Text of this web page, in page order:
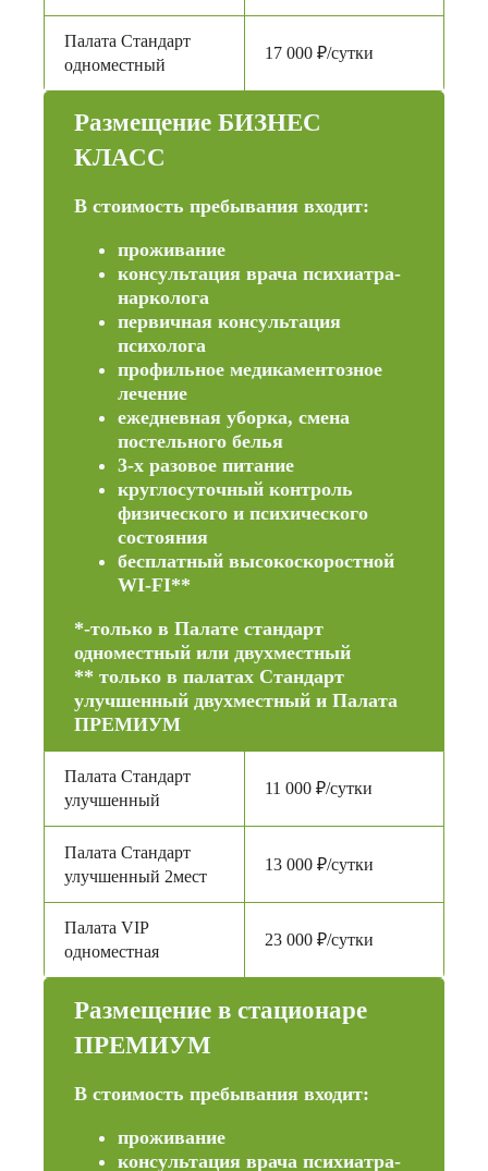
Палата Стандарт
одноместный
17 000 ₽/сутки
Размещение БИЗНЕС
КЛАСС
В стоимость пребывания входит:
проживание
консультация врача психиатра-
нарколога
первичная консультация
психолога
профильное медикаментозное
лечение
ежедневная уборка, смена
постельного белья
3-х разовое питание
круглосуточный контроль
физического и психического
состояния
бесплатный высокоскоростной
WI-FI**
*-только в Палате стандарт
одноместный или двухместный
** только в палатах Стандарт
улучшенный двухместный и Палата
ПРЕМИУМ
Палата Стандарт
улучшенный
11 000 ₽/сутки
Палата Стандарт
улучшенный 2мест
13 000 ₽/сутки
Палата VIP
одноместная
23 000 ₽/сутки
Размещение в стационаре
ПРЕМИУМ
В стоимость пребывания входит:
проживание
консультация врача психиатра-